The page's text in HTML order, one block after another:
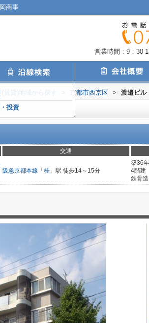
商事
営業時間：9：30-
投資
(賃貸)地域から探す 京都市西京区 > 渡邉ビル
交通
阪急京都本線 「 桂 」駅 徒歩14～15分
築36年
4階建
鉄骨造